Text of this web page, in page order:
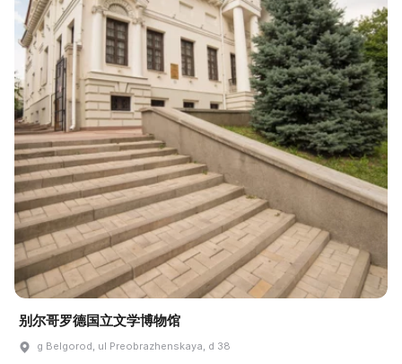
别尔哥罗德国立文学博物馆
g Belgorod, ul Preobrazhenskaya, d 38